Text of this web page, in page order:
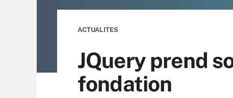
ACTUALITES
JQuery prend
fondation